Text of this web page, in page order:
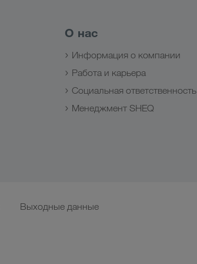
О нас
Информация о компании
Работа и карьера
Социальная ответственность
Менеджмент SHEQ
Выходные данные